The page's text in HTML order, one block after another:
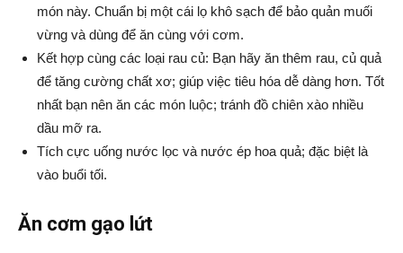
món này. Chuẩn bị một cái lọ khô sạch để bảo quản muối
vừng và dùng để ăn cùng với cơm.
Kết hợp cùng các loại rau củ: Bạn hãy ăn thêm rau, củ quả
để tăng cường chất xơ; giúp việc tiêu hóa dễ dàng hơn. Tốt
nhất bạn nên ăn các món luộc; tránh đồ chiên xào nhiều
dầu mỡ ra.
Tích cực uống nước lọc và nước ép hoa quả; đặc biệt là
vào buổi tối.
Ăn cơm gạo lứt